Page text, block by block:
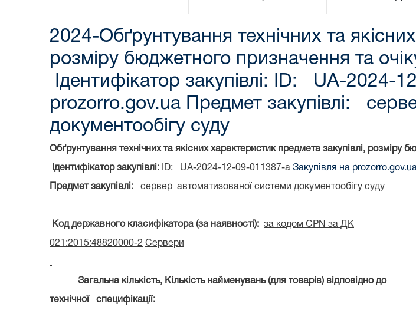
2024-Обґрунтування технічних та
розміру бюджетного призначення та
Ідентифікатор закупівлі: ID: UA-2024-
prozorro.gov.ua Предмет закупівлі:
документообігу суду
Обґрунтування технічних та якісних характеристик предмета закупівлі, розміру
Ідентифікатор закупівлі: ID: UA-2024-12-09-011387-a Закупівля на
Предмет закупівлі : сервер автоматизованої системи документообігу суду
Код державного класифікатора (за наявності): за кодом CPN за ДК
021:2015:48820000-2 Сервери
Загальна кількість, Кількість найменувань (для товарів) відповідно до
технічної специфікації: